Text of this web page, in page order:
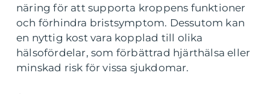
näring för att supporta kroppens funktioner
och förhindra bristsymptom. Dessutom kan
en nyttig kost vara kopplad till olika
hälsofördelar, som förbättrad hjärthälsa eller
minskad risk för vissa sjukdomar.